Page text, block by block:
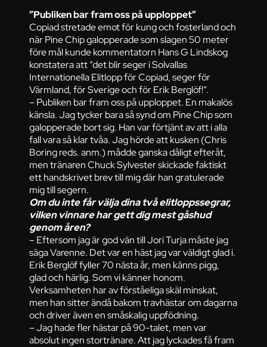
”Publiken bar fram oss på upploppet”
Copiad stretade emot för kung och fosterland och
när Pine Chip galopperade som slagen 50 meter
före mål kunde kommentatorn Hans G Lindskog
konstatera att ”det blir seger i Solvallas
Internationella Elitlopp för Copiad, seger för
Värmland, för Sverige och för Erik Berglöf!”.
– Publiken bar fram oss på upploppet. En makalös
känsla. Jag tycker bara så synd om Pine Chip som
galopperade bort sig. Han var förtjänt av att i alla
fall vara så klar tvåa. Jag hörde att kusken (Chris
Boring reds. anm.) mådde ganska dåligt efteråt,
men tränaren Chuck Sylvester skickade faktiskt
ett handskrivet brev till mig där han gratulerade
mig till segern.
Om du inte får välja dina två elitloppssegrar,
vilken vinnare har gett dig mest gåshud
genom åren?
– Eftersom jag är god vän till Jori Turja måste jag
säga Varenne. Det var en häst jag var väldigt glad i.
Erik Berglöf fyller 70 nästa år, men känns pigg,
glad och härlig. Som vi känner honom.
Verksamheten har av förståeliga skäl minskat,
men han sitter ändå bakom travhästar om dagarna
och driver även en småskalig uppfödning.
– Jag hade fler hästar på 90-talet, men var
absolut ingen stortränare. Att jag lyckades få fram